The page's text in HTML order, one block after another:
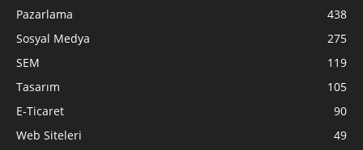
Pazarlama
438
Sosyal Medya
275
SEM
119
Tasarım
105
E-Ticaret
90
Web Siteleri
49